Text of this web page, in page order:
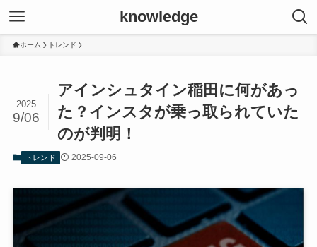
knowledge
ホーム トレンド
アインシュタイン稲田に何があっ
た？インスタが乗っ取られていた
のが判明！
2025
9/06
トレンド 2025-09-06